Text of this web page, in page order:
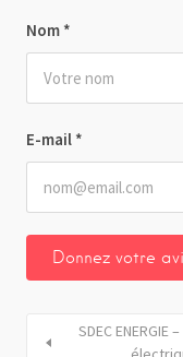
Nom *
E-mail *
SDEC